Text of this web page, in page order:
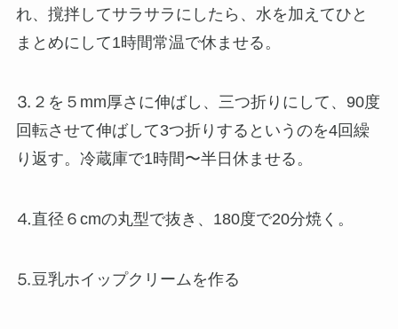
れ、撹拌してサラサラにしたら、水を加えてひと
まとめにして1時間常温で休ませる。
⒊２を５mm厚さに伸ばし、三つ折りにして、90度
回転させて伸ばして3つ折りするというのを4回繰
り返す。冷蔵庫で1時間〜半日休ませる。
⒋直径６cmの丸型で抜き、180度で20分焼く。
⒌豆乳ホイップクリームを作る